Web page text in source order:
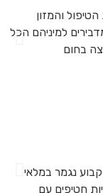
והמזון
למיניהם הכל
בחום
נגמר במלאי
ודאגו לעדכן וגם הביאו 2 שקיות חטיפים עם